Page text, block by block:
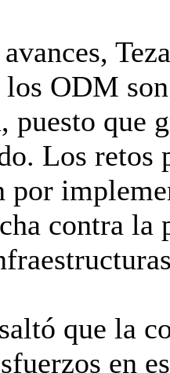
ODM
puesto que
Los retos
contra la
que la
en